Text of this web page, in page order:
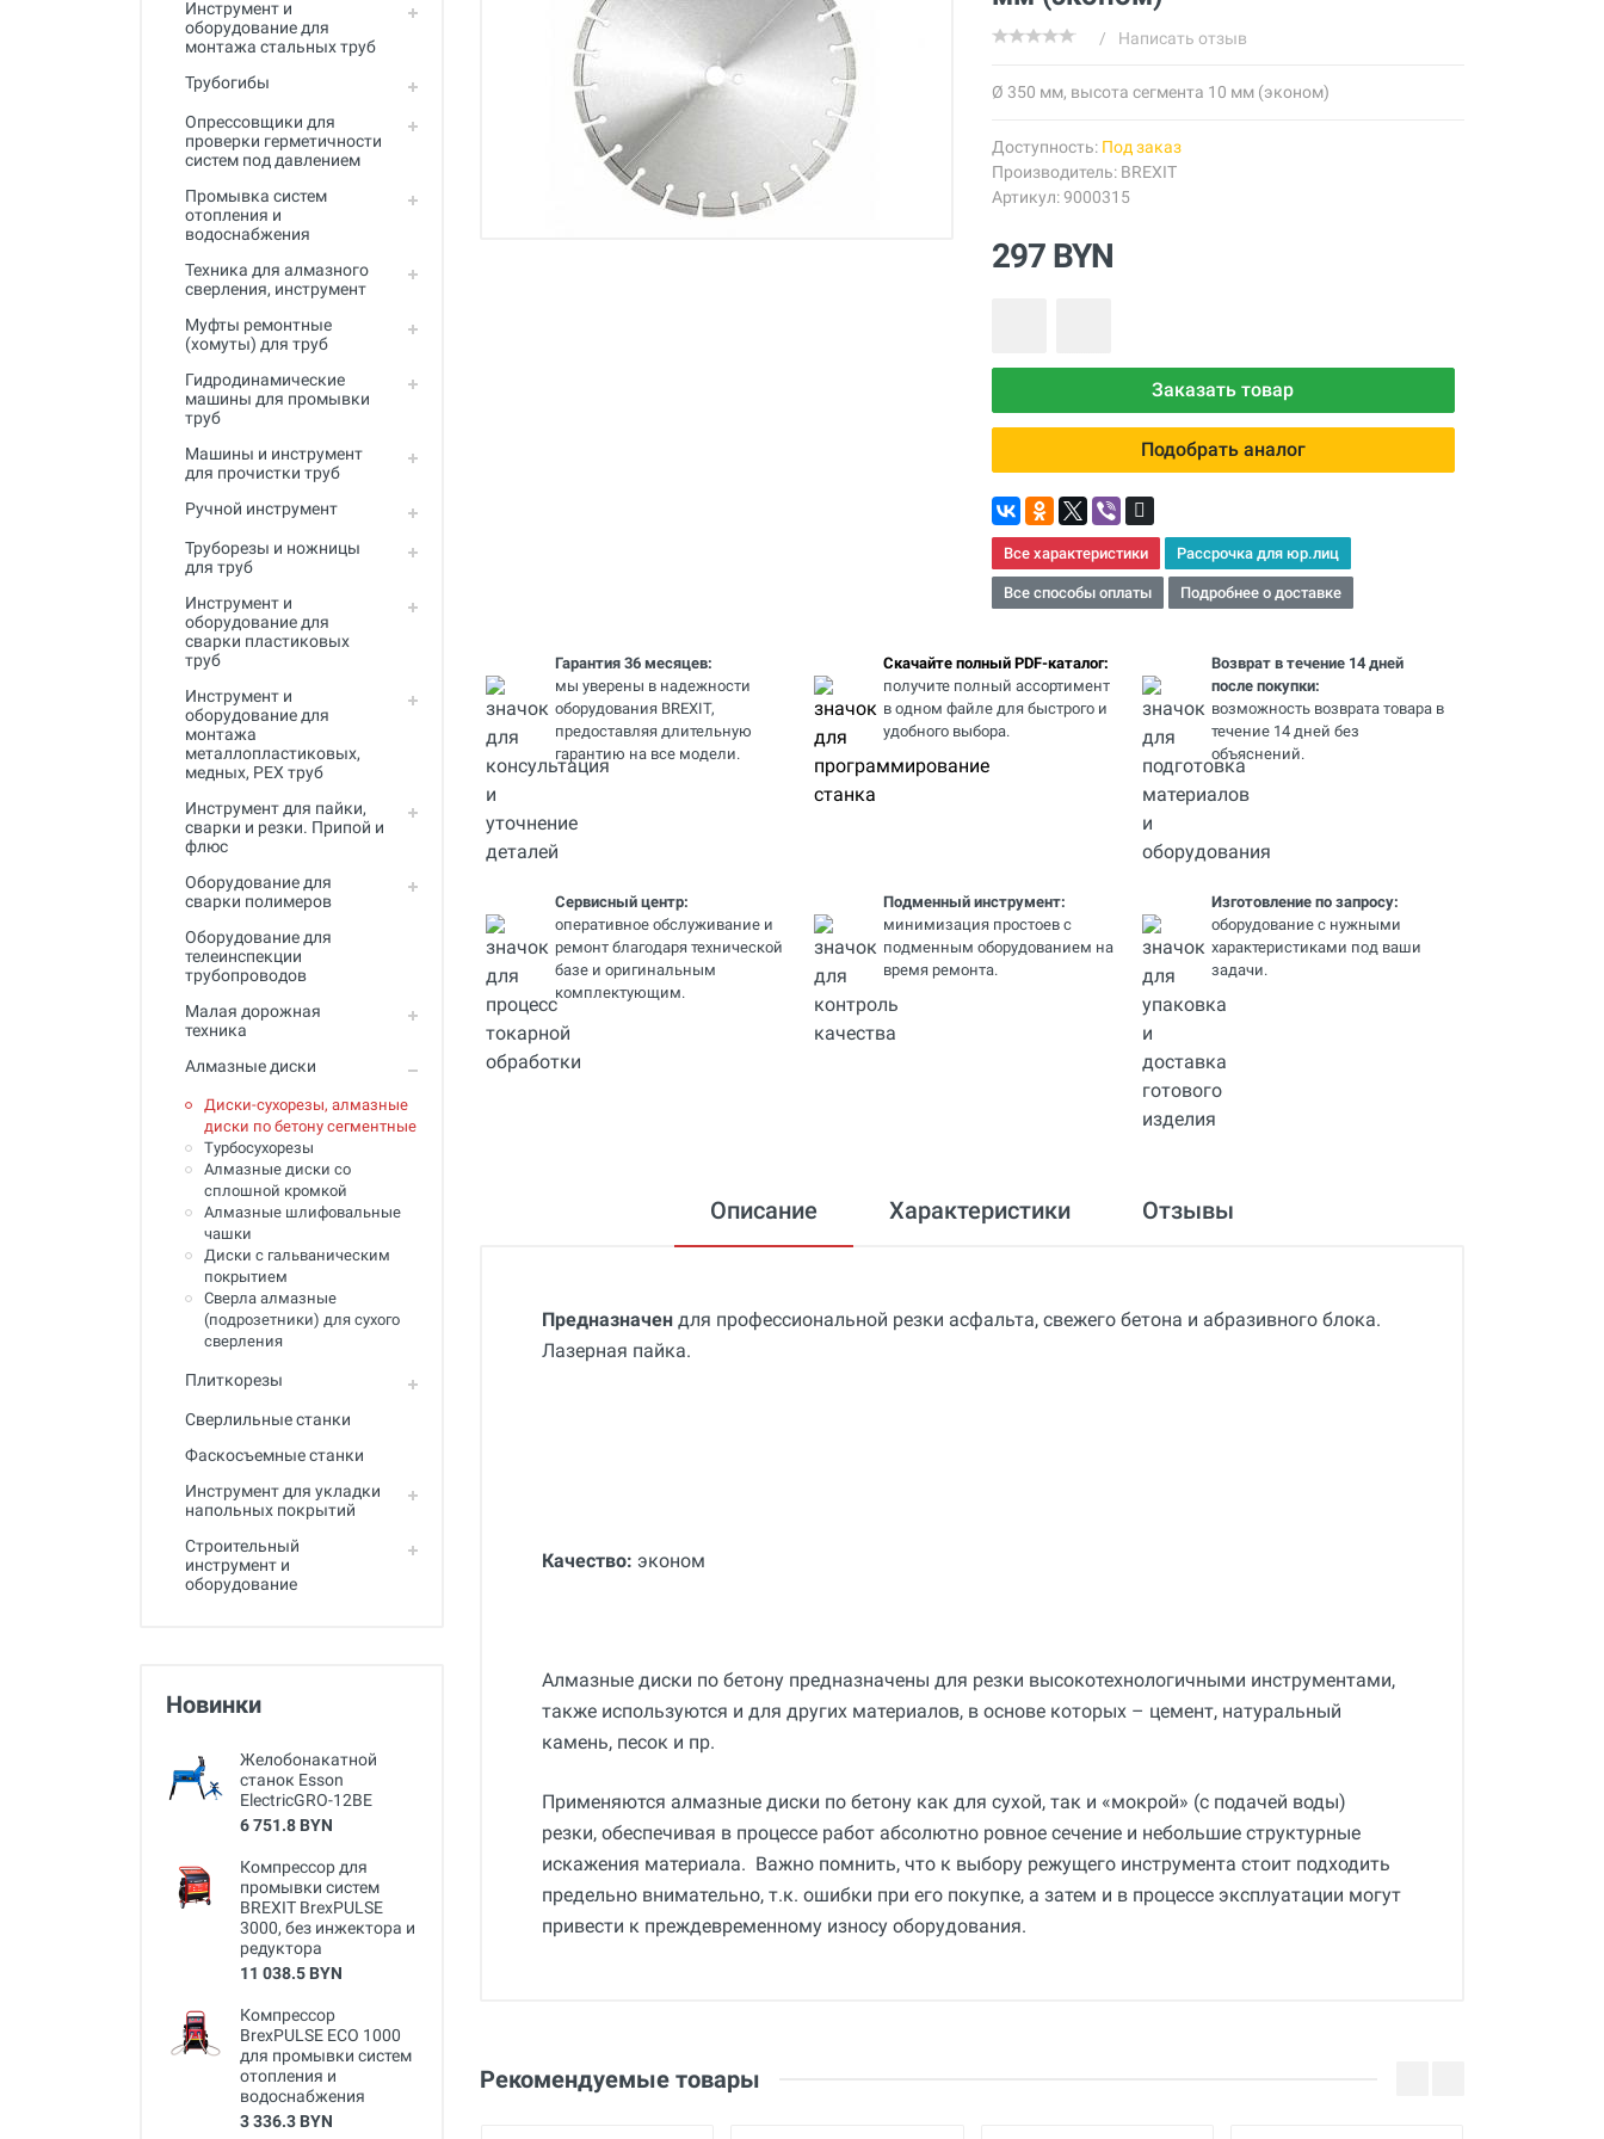
Промывка систем отопления и
водоснабжения
Техника для алмазного
сверления, инструмент
Муфты ремонтные (хомуты) для
труб
Гидродинамические машины
для промывки труб
Машины и инструмент для
прочистки труб
Ручной инструмент
Инструмент и оборудование для
сварки пластиковых труб
Инструмент и оборудование для
медных, PEX труб
Инструмент для пайки, сварки и
резки. Припой и флюс
Оборудование для сварки
полимеров
телеинспекции трубопроводов
Малая дорожная техника
Алмазные диски
Плиткорезы
Фаскосъемные станки
Инструмент для укладки
напольных покрытий
Строительный инструмент и
оборудование
Полный каталог
Инструмент и
оборудование для
монтажа стальных труб
Трубогибы
Опрессовщики для
проверки герметичности
систем под давлением
Промывка систем
отопления и
водоснабжения
Техника для алмазного
сверления, инструмент
Муфты ремонтные
(хомуты) для труб
Гидродинамические
машины для промывки
труб
Машины и инструмент
для прочистки труб
Ручной инструмент
Труборезы и ножницы
для труб
Инструмент и
оборудование для
сварки пластиковых
труб
Инструмент и
оборудование для
монтажа
металлопластиковых,
медных, PEX труб
Инструмент для пайки,
сварки и резки. Припой и
флюс
Оборудование для
сварки полимеров
Оборудование для
телеинспекции
трубопроводов
Малая дорожная
техника
Алмазные диски
Диски-сухорезы, алмазные
диски по бетону сегментные
Турбосухорезы
Алмазные диски со
сплошной кромкой
Алмазные шлифовальные
чашки
Диски с гальваническим
покрытием
Сверла алмазные
(подрозетники) для сухого
сверления
Плиткорезы
Сверлильные станки
Фаскосъемные станки
Инструмент для укладки
напольных покрытий
Строительный
инструмент и
оборудование
Новинки
Желобонакатной
станок Esson
ElectricGRO-12BE
6 751.8 BYN
Компрессор для
промывки систем
BREXIT BrexPULSE
3000, без инжектора и
редуктора
11 038.5 BYN
Компрессор
BrexPULSE ECO 1000
для промывки систем
отопления и
водоснабжения
3 336.3 BYN
/ Написать отзыв
Ø 350 мм, высота сегмента 10 мм (эконом)
Доступность: Под заказ
Производитель: BREXIT
Артикул: 9000315
297 BYN
Заказать товар
Подобрать аналог
Все характеристики Рассрочка для юр.лиц
Все способы оплаты Подробнее о доставке
Гарантия 36 месяцев:
мы уверены в надежности
оборудования BREXIT,
предоставляя длительную
гарантию на все модели.
Скачайте полный PDF-каталог:
получите полный ассортимент
в одном файле для быстрого и
удобного выбора.
Возврат в течение 14 дней
после покупки:
возможность возврата товара в
течение 14 дней без
объяснений.
Сервисный центр:
оперативное обслуживание и
ремонт благодаря технической
базе и оригинальным
комплектующим.
Подменный инструмент:
минимизация простоев с
подменным оборудованием на
время ремонта.
Изготовление по запросу:
оборудование с нужными
характеристиками под ваши
задачи.
Описание Характеристики Отзывы
Предназначен для профессиональной резки асфальта, свежего бетона и абразивного блока.
Лазерная пайка.
Качество: эконом
Алмазные диски по бетону предназначены для резки высокотехнологичными инструментами,
также используются и для других материалов, в основе которых – цемент, натуральный
камень, песок и пр.
Применяются алмазные диски по бетону как для сухой, так и «мокрой» (с подачей воды)
резки, обеспечивая в процессе работ абсолютно ровное сечение и небольшие структурные
искажения материала. Важно помнить, что к выбору режущего инструмента стоит подходить
предельно внимательно, т.к. ошибки при его покупке, а затем и в процессе эксплуатации могут
привести к преждевременному износу оборудования.
Рекомендуемые товары